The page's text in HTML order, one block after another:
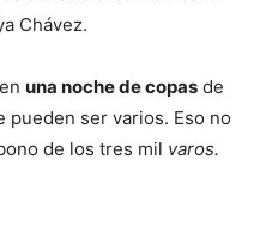
Chávez.
una noche de copas de
pueden ser varios. Eso no
de los tres mil varos.